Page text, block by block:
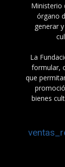
Ministerio
órgano
generar
La
formular,
que
bienes